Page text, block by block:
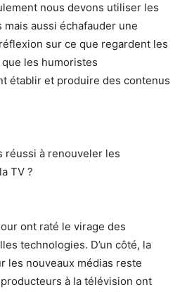
nous devons utiliser les
aussi échafauder une
sur ce que regardent les
que les humoristes
établir et produire des contenus
réussi à renouveler les
TV ?
ont raté le virage des
technologies. D’un côté, la
les nouveaux médias reste
à la télévision ont